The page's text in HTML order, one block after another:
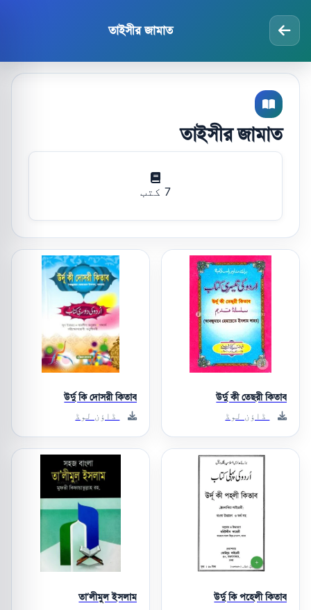
তাইসীর জামাত
তাইসীর জামাত
7 کتب
উর্দু কী তেছরী কিতাব
ڈاؤن لوڈ
উর্দু কি দোসরী কিতাব
ڈاؤن لوڈ
উর্দু কি পহেলী কিতাব
তা’লীমুল ইসলাম